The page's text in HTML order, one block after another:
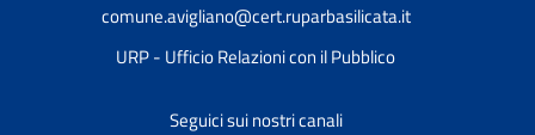
comune.avigliano@cert.ruparbasilicata.it
URP - Ufficio Relazioni con il Pubblico
Seguici sui nostri canali